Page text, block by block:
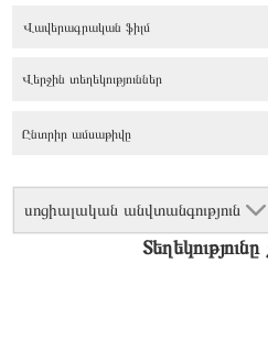
Վավերագրական ֆիլմ
սոցիալական անվտանգություն
Վերջին տեղեկություններ